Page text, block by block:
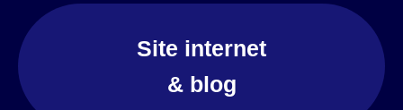
Site internet
& blog